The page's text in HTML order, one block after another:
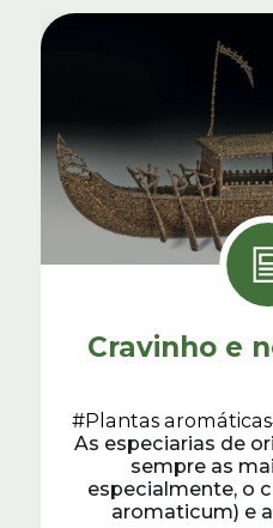
Cravinho e
#Plantas aromáticas
As especiarias de
sempre as
especialmente, o
aromaticum) e